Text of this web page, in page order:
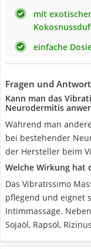
mit
einfache
Fragen und
Kann man das
Neurodermitis
Während man
bei bestehender
der Hersteller beim
Welche Wirkung hat
Das Vibratissimo
pflegend und eignet
Intimmassage.
Sojaöl, Rapsöl,